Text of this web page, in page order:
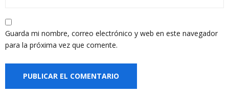
Guarda mi nombre, correo electrónico y web en este navegador
para la próxima vez que comente.